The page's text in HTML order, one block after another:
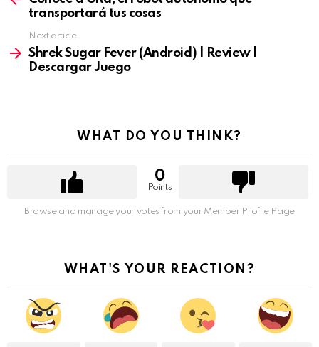
transportará tus cosas
Next article
Shrek Sugar Fever (Android) | Review |
Descargar Juego
WHAT DO YOU THINK?
0
Points
Browse and manage your votes from your Member Profile Page
WHAT'S YOUR REACTION?